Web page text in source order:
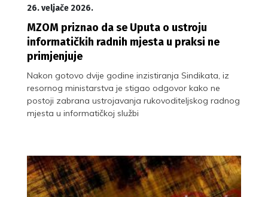
26. veljače 2026.
MZOM priznao da se Uputa o ustroju
informatičkih radnih mjesta u praksi ne
primjenjuje
Nakon gotovo dvije godine inzistiranja Sindikata, iz
resornog ministarstva je stigao odgovor kako ne
postoji zabrana ustrojavanja rukovoditeljskog radnog
mjesta u informatičkoj službi